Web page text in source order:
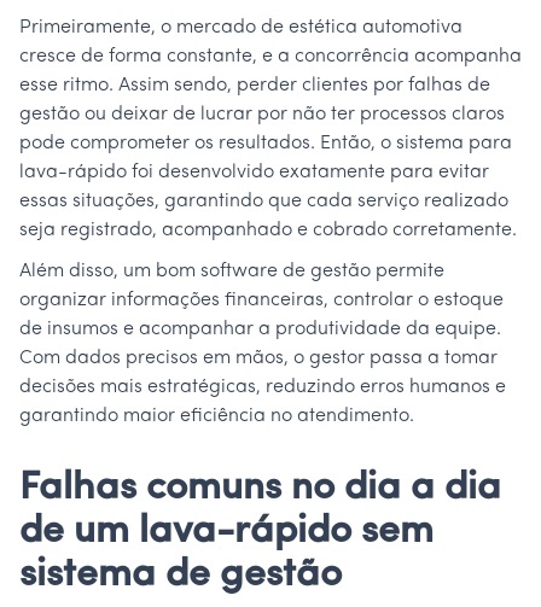
Primeiramente, o mercado de estética automotiva
cresce de forma constante, e a concorrência acompanha
esse ritmo. Assim sendo, perder clientes por falhas de
gestão ou deixar de lucrar por não ter processos claros
pode comprometer os resultados. Então, o sistema para
lava-rápido foi desenvolvido exatamente para evitar
essas situações, garantindo que cada serviço realizado
seja registrado, acompanhado e cobrado corretamente.
Além disso, um bom software de gestão permite
organizar informações financeiras, controlar o estoque
de insumos e acompanhar a produtividade da equipe.
Com dados precisos em mãos, o gestor passa a tomar
decisões mais estratégicas, reduzindo erros humanos e
garantindo maior eficiência no atendimento.
Falhas comuns no dia a dia
de um lava-rápido sem
sistema de gestão